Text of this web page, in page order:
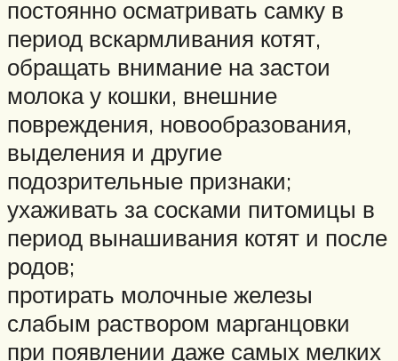
постоянно осматривать самку в
период вскармливания котят,
обращать внимание на застои
молока у кошки, внешние
повреждения, новообразования,
выделения и другие
подозрительные признаки;
ухаживать за сосками питомицы в
период вынашивания котят и после
родов;
протирать молочные железы
слабым раствором марганцовки
при появлении даже самых мелких